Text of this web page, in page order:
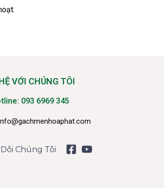
VỚI CHÚNG TÔI
093 6969 345
Chúng Tôi